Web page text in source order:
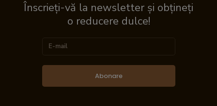
Înscrieți-vă la newsletter și obțineți
o reducere dulce!
Abonare